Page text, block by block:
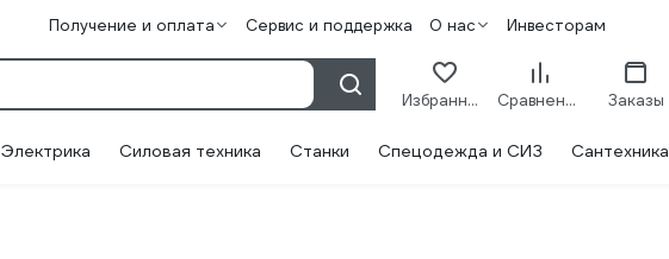
Получение и оплата Сервис и поддержка О нас Инвесторам
Избранное Сравнение Заказы
Электрика Силовая техника Станки Спецодежда и СИЗ Сантехника